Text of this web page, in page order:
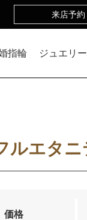
来店予約
指輪 ジュエリー
ルエタ
価格